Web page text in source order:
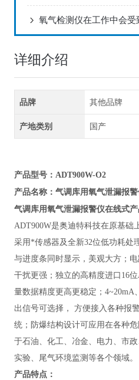
氧气检测仪在工作中会受
详细介绍
品牌 其他品牌
产地类别 国产
产品型号：ADT900W-O2
产品名称： 气调库用氧气泄漏报
气调库用氧气泄漏报警仪在线式
ADT900W是奥迪特科技在原基础
采用*传感器及全新32位低功耗处
与进度条同时显示，美观大方；
干扰更强；独立的高精度进口16
量数据精度更高更稳定；4~20mA
出信号可选择， 方便接入各种报
统；防爆结构设计可应用在各种
于石油、化工、冶金、电力、市
实验、尾气环境监测等各个领域。
产品特点：